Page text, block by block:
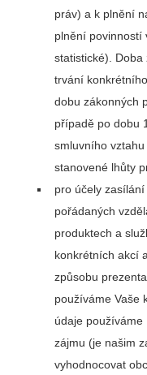
práv) a k plnění
plnění povinností
statistické).
trvání
dobu zákonných
případě po dobu
smluvního
stanovené lhůty
pro účely
pořádaných
produktech a
konkrétních akcí
způsobu
používáme Vaše
údaje
zájmu (je našim
vyhodnocovat